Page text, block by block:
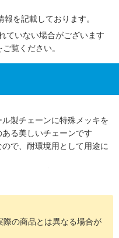
を記載しております。
ていない場合がございます
ご覧ください。
製チェーンに特殊メッキを
る美しいチェーンです
で、耐環境用として用途に
ンよりも強いです
ラチェーン、ニバイピッチ
可能です
される屋外使用に最適です
の商品とは異なる場合が